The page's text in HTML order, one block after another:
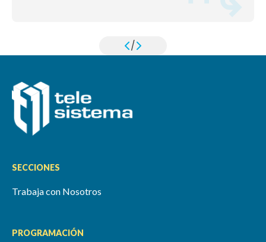
/
SECCIONES
Trabaja con Nosotros
PROGRAMACIÓN